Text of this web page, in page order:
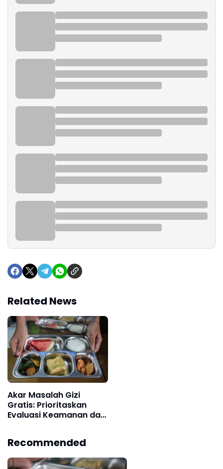
Related News
Akar Masalah Gizi
Gratis: Prioritaskan
Evaluasi Keamanan dan
Recommended